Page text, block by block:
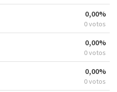
0,00%
0 votos
0,00%
0 votos
0,00%
0 votos